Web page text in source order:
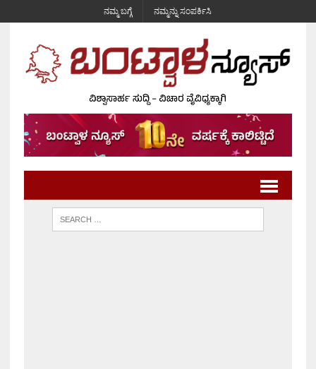
ನಮ್ಮ ಬಗ್ಗೆ ನಮ್ಮನ್ನು ಸಂಪರ್ಕಿಸಿ